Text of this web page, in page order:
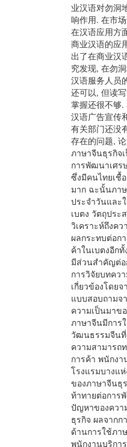
业汉语对勿洞
响作用. 在市
在汉语应用方
商业汉语的应
出了在商业汉
究发现, 在勿
汉语服务人员
还可以, 但读
掌握还很不够.
汉语广告宣传
有关部门还没
存在的问题,
ภาษาจีนธุรกิจ
การพัฒนาเศร
ซึ่งมีคนไทยเชื้
มาก ฉะนั้นภา
ประจำวันและ
เบตง วัตถุประ
วิเคราะห์ถึงค
ผลกระทบต่อก
ค้าในเบตงอีก
มีส่วนสำคัญต่อ
การวิจัยบทคว
เกี่ยวข้องโดย
แบบสอบถามจ
ความเป็นมาข
ภาษาจีนมีการ
วัฒนธรรมจีนที่
ความสามารถ
การค้า พนักง
โรงแรมบางแ
ของภาษาจีนธุ
ท้าทายต่อการ
ปัญหาของควา
ธุรกิจ ผลจากก
ด้านการใช้ภา
พนักงานบริกา